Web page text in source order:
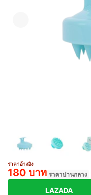
ราคาอ้างอิง
180 บาท ราคาปานกลาง
LAZADA